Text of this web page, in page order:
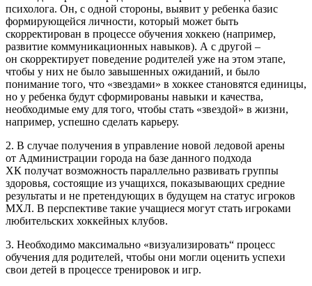
психолога. Он, с одной стороны, выявит у ребенка базис
формирующейся личности, который может быть
скорректирован в процессе обучения хоккею (например,
развитие коммуникационных навыков). А с другой –
он скорректирует поведение родителей уже на этом этапе,
чтобы у них не было завышенных ожиданий, и было
понимание того, что «звездами» в хоккее становятся единицы,
но у ребенка будут сформированы навыки и качества,
необходимые ему для того, чтобы стать «звездой» в жизни,
например, успешно сделать карьеру.
2. В случае получения в управление новой ледовой арены
от Администрации города на базе данного подхода
ХК получат возможность параллельно развивать группы
здоровья, состоящие из учащихся, показывающих средние
результаты и не претендующих в будущем на статус игроков
МХЛ. В перспективе такие учащиеся могут стать игроками
любительских хоккейных клубов.
3. Необходимо максимально «визуализировать“ процесс
обучения для родителей, чтобы они могли оценить успехи
свои детей в процессе тренировок и игр.